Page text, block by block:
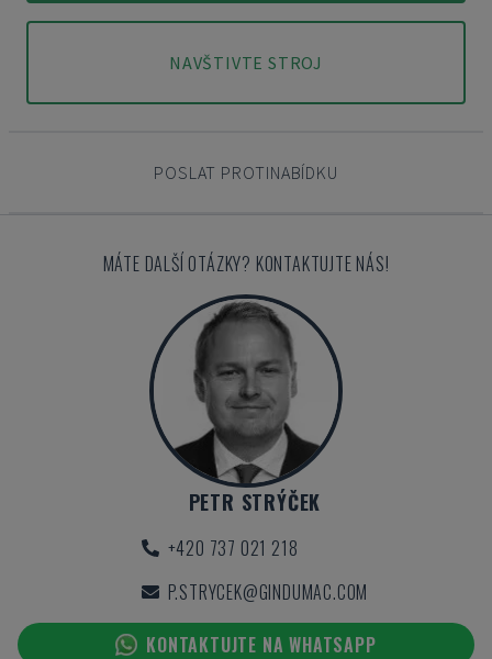
NAVŠTIVTE STROJ
POSLAT PROTINABÍDKU
MÁTE DALŠÍ OTÁZKY? KONTAKTUJTE NÁS!
PETR STRÝČEK
+420 737 021 218
P.STRYCEK@GINDUMAC.COM
KONTAKTUJTE NA WHATSAPP